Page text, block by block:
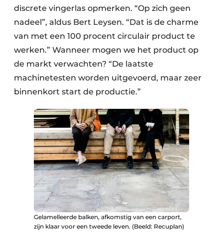
discrete vingerlas opmerken. “Op zich geen
nadeel”, aldus Bert Leysen. “Dat is de charme
van met een 100 procent circulair product te
werken.” Wanneer mogen we het product op
de markt verwachten? “De laatste
machinetesten worden uitgevoerd, maar zeer
binnenkort start de productie.”
Gelamelleerde balken, afkomstig van een carport,
zijn klaar voor een tweede leven. (Beeld: Recuplan)